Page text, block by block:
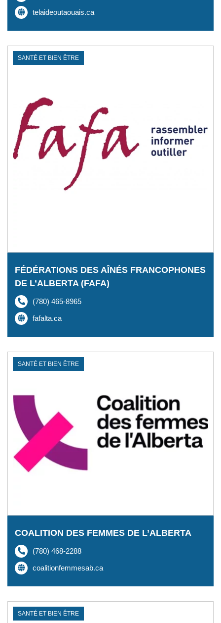
telaideoutaouais.ca
SANTÉ ET BIEN ÊTRE
FÉDÉRATIONS DES AÎNÉS FRANCOPHONES
DE L’ALBERTA (FAFA)
(780) 465-8965
fafalta.ca
SANTÉ ET BIEN ÊTRE
COALITION DES FEMMES DE L’ALBERTA
(780) 468-2288
coalitionfemmesab.ca
SANTÉ ET BIEN ÊTRE